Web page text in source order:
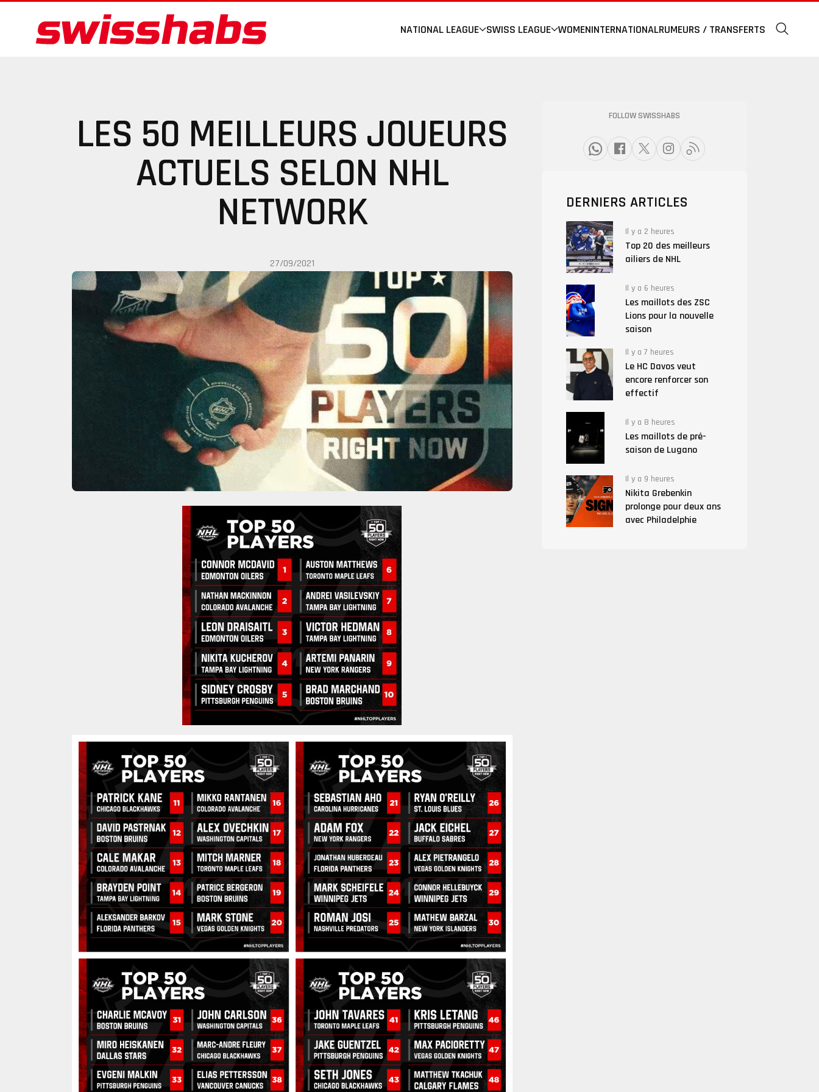
NATIONAL LEAGUE SWISS LEAGUE WOMENINTERNATIONALRUMEURS / TRANSFERTS
LES 50 MEILLEURS JOUEURS
ACTUELS SELON NHL
NETWORK
27/09/2021
FOLLOW SWISSHABS
DERNIERS ARTICLES
Il y a 2 heures
Top 20 des meilleurs
ailiers de NHL
Il y a 6 heures
Les maillots des ZSC
Lions pour la nouvelle
saison
Il y a 7 heures
Le HC Davos veut
encore renforcer son
effectif
Il y a 8 heures
Les maillots de pré-
saison de Lugano
Il y a 9 heures
Nikita Grebenkin
prolonge pour deux ans
avec Philadelphie